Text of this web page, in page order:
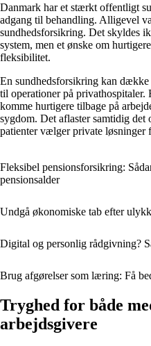
Danmark har et stærkt offentligt
adgang til behandling. Alligevel
sundhedsforsikring. Det skyldes
system, men et ønske om
fleksibilitet.
En sundhedsforsikring kan
til operationer på privathospitaler.
komme hurtigere tilbage på
sygdom. Det aflaster samtidig
patienter vælger private løsninger
Fleksibel pensionsforsikring:
pensionsalder
Undgå økonomiske tab efter
Digital og personlig rådgivning?
Brug afgørelser som læring: Få
Tryghed for både
arbejdsgivere